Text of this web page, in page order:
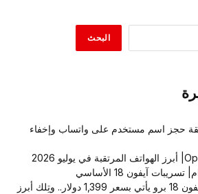
البحث
حجز اسم مستخدم على واتساب وإخفاء
ارتفاع في السعر| آيفون 18 برو يأتي بسعر 1,399 دولار.. وتِلك أبرز